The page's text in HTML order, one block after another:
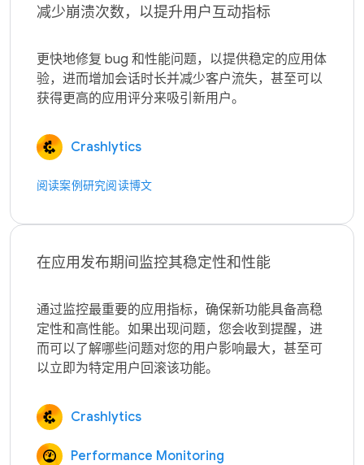
减少崩溃次数，以提升用户互动指标
更快地修复 bug 和性能问题，以提供稳定的应用体
验，进而增加会话时长并减少客户流失，甚至可以
Crashlytics
阅读案例研究阅读博文
在应用发布期间监控其稳定性和性能
通过监控最重要的应用指标，确保新功能具备高稳
定性和高性能。如果出现问题，您会收到提醒，进
而可以了解哪些问题对您的用户影响最大，甚至可
Crashlytics
Performance Monitoring